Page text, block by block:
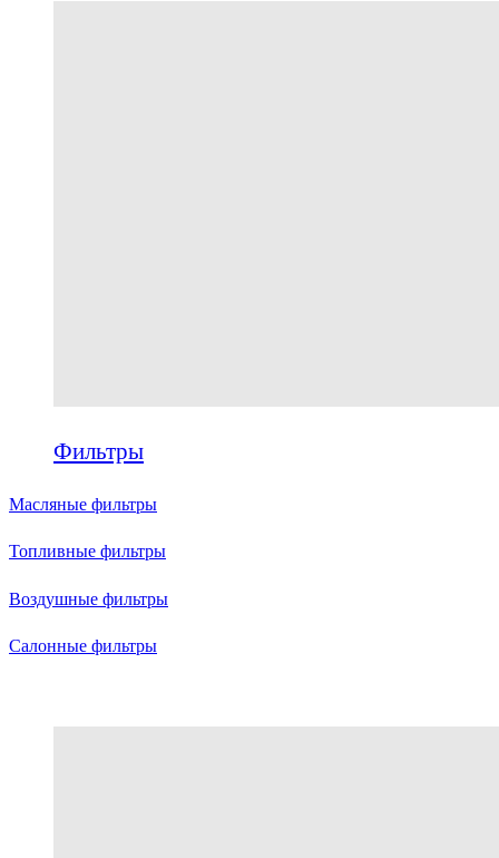
Фильтры
Масляные фильтры
Топливные фильтры
Воздушные фильтры
Салонные фильтры